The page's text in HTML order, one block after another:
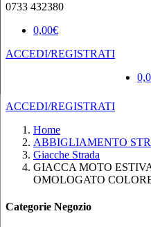
0733 432380
0,00€
ACCEDI/REGISTRATI
ACCEDI/REGISTRATI
Home
ABBIGLIAMENTO
Giacche Strada
GIACCA MOTO
OMOLOGATO
Categorie Negozio